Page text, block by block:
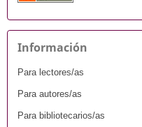
Información
Para lectores/as
Para autores/as
Para bibliotecarios/as